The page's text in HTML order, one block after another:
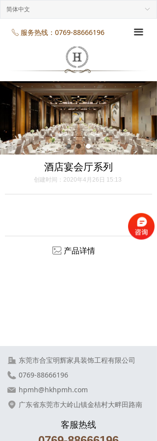
ꂅ 服务热线：0769-88666196 끀
首页
企业介绍
项目服务
企业规模
企业资质
ꀅ
简体中文
酒店宴会厅系列
创建时间： 2020年4月26日 15:13
产品详情
ꂈ
客服热线
东莞市合宝明辉家具装饰工程有限公司
0769-88666196
hpmh@hkhpmh.com
广东省东莞市大岭山镇金桔村大畔田路南